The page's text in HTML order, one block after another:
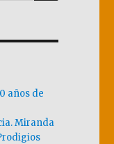
años de
Miranda